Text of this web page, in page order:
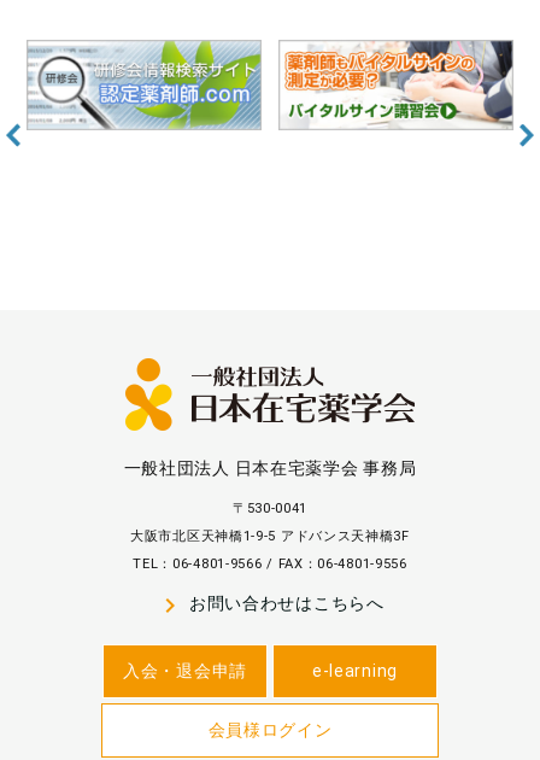
一般社団法人 日本在宅薬学会 事務局
〒530-0041
大阪市北区天神橋1-9-5 アドバンス天神橋3F
TEL：06-4801-9566 / FAX：06-4801-9556
navigate_next お問い合わせはこちらへ
入会・退会申請 e-learning
会員様ログイン